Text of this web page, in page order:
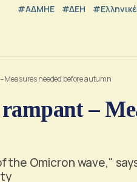
#ΑΔΜΗΕ #ΔΕΗ
Measures needed before autumn
–
the Omicron wave,"